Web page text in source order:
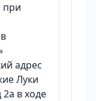
при
адрес
Луки
в ходе